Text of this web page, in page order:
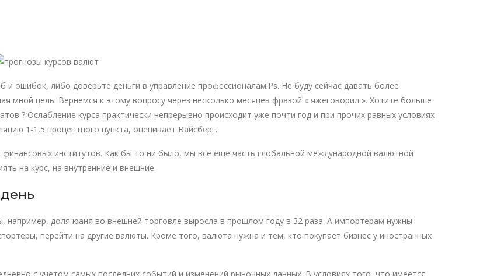
ошибок, либо доверьте деньги в управление профессионалам.Ps. Не буду сейчас давать более
мной цель. Вернемся к этому вопросу через несколько месяцев фразой « яжеговорил ». Хотите больше
? Ослабление курса практически непрерывно происходит уже почти год и при прочих равных условиях
1-1,5 процентного пункта, оценивает Вайсберг.
финансовых институтов. Как бы то ни было, мы всё еще часть глобальной международной валютной
на курс, на внутренние и внешние.
например, доля юаня во внешней торговле выросла в прошлом году в 32 раза. А импортерам нужны
перейти на другие валюты. Кроме того, валюта нужна и тем, кто покупает бизнес у иностранных